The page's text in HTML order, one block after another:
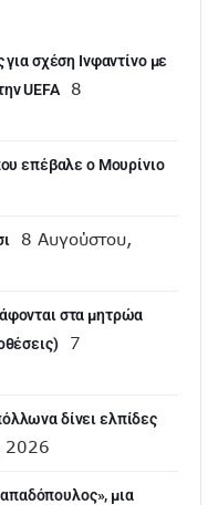
σχέση Ινφαντίνο με
UEFA
8
επέβαλε ο Μουρίνιο
8 Αυγούστου,
στα μητρώα
7
δίνει ελπίδες
2026
μια